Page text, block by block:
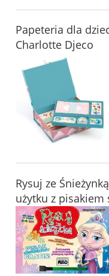
Papeteria dla
Charlotte Djeco
Rysuj ze
użytku z